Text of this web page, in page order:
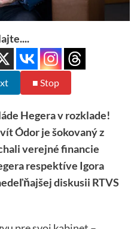
■ Stop
Hegera v rozklade!
Ódor je šokovaný z
verejné financie
respektíve Igora
diskusii RTVS